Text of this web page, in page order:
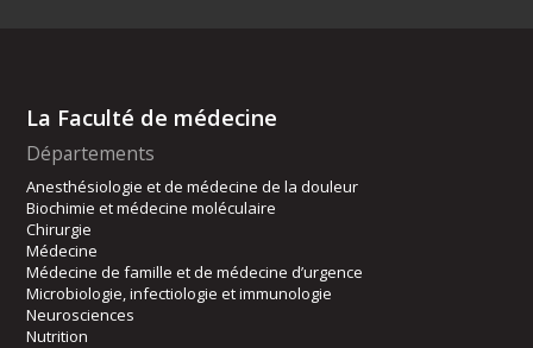
La Faculté de médecine
Départements
Anesthésiologie et de médecine de la douleur
Biochimie et médecine moléculaire
Chirurgie
Médecine
Médecine de famille et de médecine d’urgence
Microbiologie, infectiologie et immunologie
Neurosciences
Nutrition